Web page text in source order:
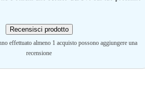
Recensisci prodotto
effettuato almeno 1 acquisto possono aggiungere una
recensione